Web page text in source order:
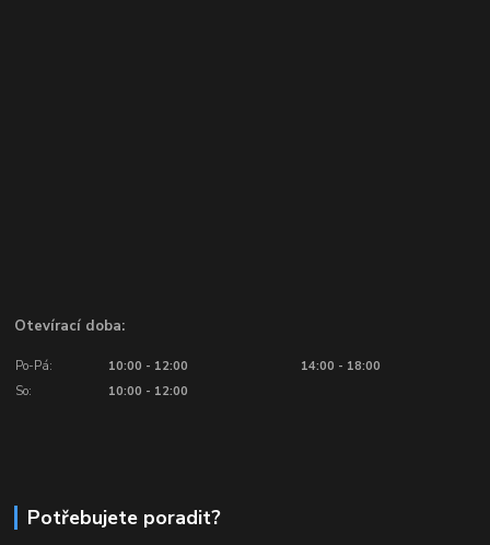
Otevírací doba:
Po-Pá: 10:00 - 12:00
14:00 - 18:00
So:
10:00 - 12:00
Potřebujete poradit?